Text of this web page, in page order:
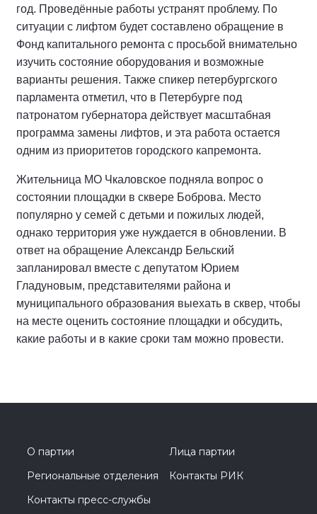
год. Проведённые работы устранят проблему. По
ситуации с лифтом будет составлено обращение в
Фонд капитального ремонта с просьбой внимательно
изучить состояние оборудования и возможные
варианты решения. Также спикер петербургского
парламента отметил, что в Петербурге под
патронатом губернатора действует масштабная
программа замены лифтов, и эта работа остается
одним из приоритетов городского капремонта.
Жительница МО Чкаловское подняла вопрос о
состоянии площадки в сквере Боброва. Место
популярно у семей с детьми и пожилых людей,
однако территория уже нуждается в обновлении. В
ответ на обращение Александр Бельский
запланировал вместе с депутатом Юрием
Гладуновым, представителями района и
муниципального образования выехать в сквер, чтобы
на месте оценить состояние площадки и обсудить,
какие работы и в какие сроки там можно провести.
О партии
Лица партии
Региональные отделения
Контакты РИК
Контакты пресс-службы